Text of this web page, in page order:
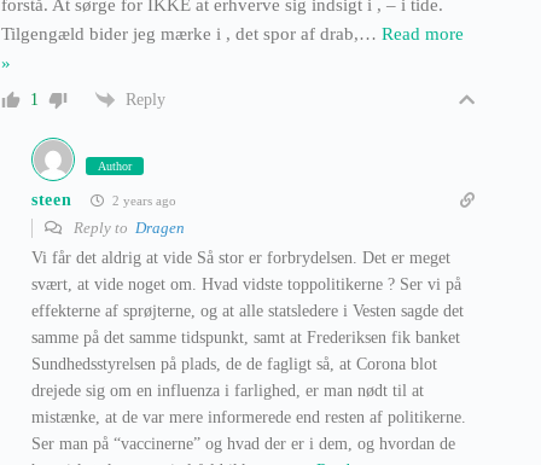
forstå. At sørge for IKKE at erhverve sig indsigt i , – i tide.
Tilgengæld bider jeg mærke i , det spor af drab,… Read more
»
1 Reply
Author
steen 2 years ago
Reply to Dragen
Vi får det aldrig at vide Så stor er forbrydelsen. Det er meget
svært, at vide noget om. Hvad vidste toppolitikerne ? Ser vi på
effekterne af sprøjterne, og at alle statsledere i Vesten sagde det
samme på det samme tidspunkt, samt at Frederiksen fik banket
Sundhedsstyrelsen på plads, de de fagligt så, at Corona blot
drejede sig om en influenza i farlighed, er man nødt til at
mistænke, at de var mere informerede end resten af politikerne.
Ser man på “vaccinerne” og hvad der er i dem, og hvordan de